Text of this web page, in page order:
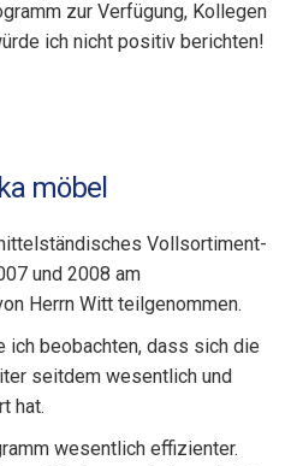
zur Verfügung, Kollegen
ich nicht positiv berichten!
möbel
Vollsortiment-
und 2008 am
Herrn Witt teilgenommen.
ich beobachten, dass sich die
seitdem wesentlich und
hat.
wesentlich effizienter.